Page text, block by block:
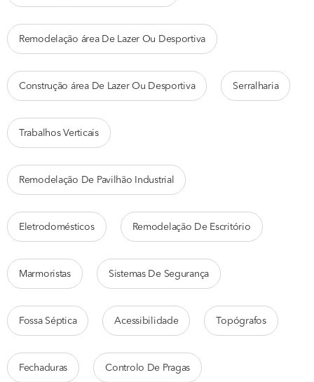
Remodelação área De Lazer Ou Desportiva
Construção área De Lazer Ou Desportiva Serralharia
Trabalhos Verticais
Remodelação De Pavilhão Industrial
Eletrodomésticos Remodelação De Escritório
Marmoristas Sistemas De Segurança
Fossa Séptica Acessibilidade Topógrafos
Fechaduras Controlo De Pragas